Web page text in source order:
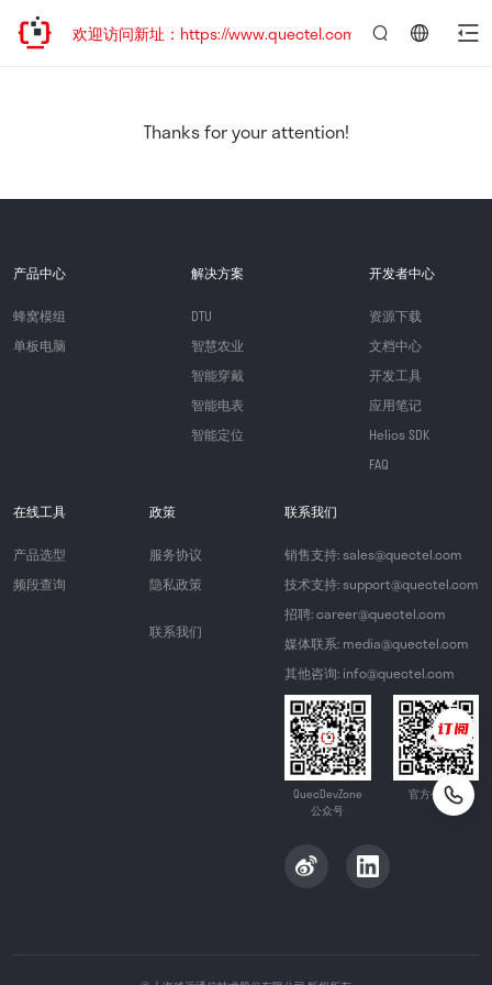
已迁移，欢迎访问新址：https://www.quectel.com.cn
Thanks for your attention!
产品中心
蜂窝模组
单板电脑
解决方案
DTU
智慧农业
智能穿戴
智能电表
智能定位
开发者中心
资源下载
文档中心
开发工具
应用笔记
Helios SDK
FAQ
在线工具
产品选型
频段查询
政策
服务协议
隐私政策
联系我们
联系我们
销售支持: sales@quectel.com
技术支持: support@quectel.com
招聘: career@quectel.com
媒体联系: media@quectel.com
其他咨询: info@quectel.com
QuecDevZone
公众号
官方公众号